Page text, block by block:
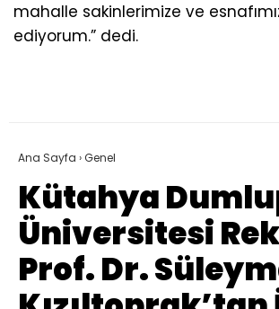
mahalle sakinlerimize ve
ediyorum.” dedi.
Ana Sayfa ›Genel
Kütahya
Üniversitesi
Prof. Dr.